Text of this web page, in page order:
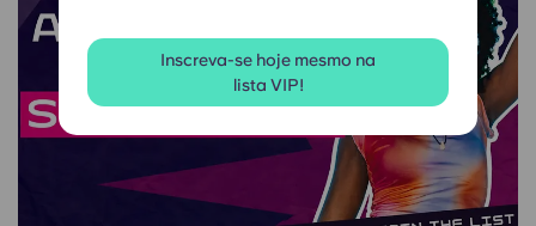
Inscreva-se hoje mesmo na
lista VIP!